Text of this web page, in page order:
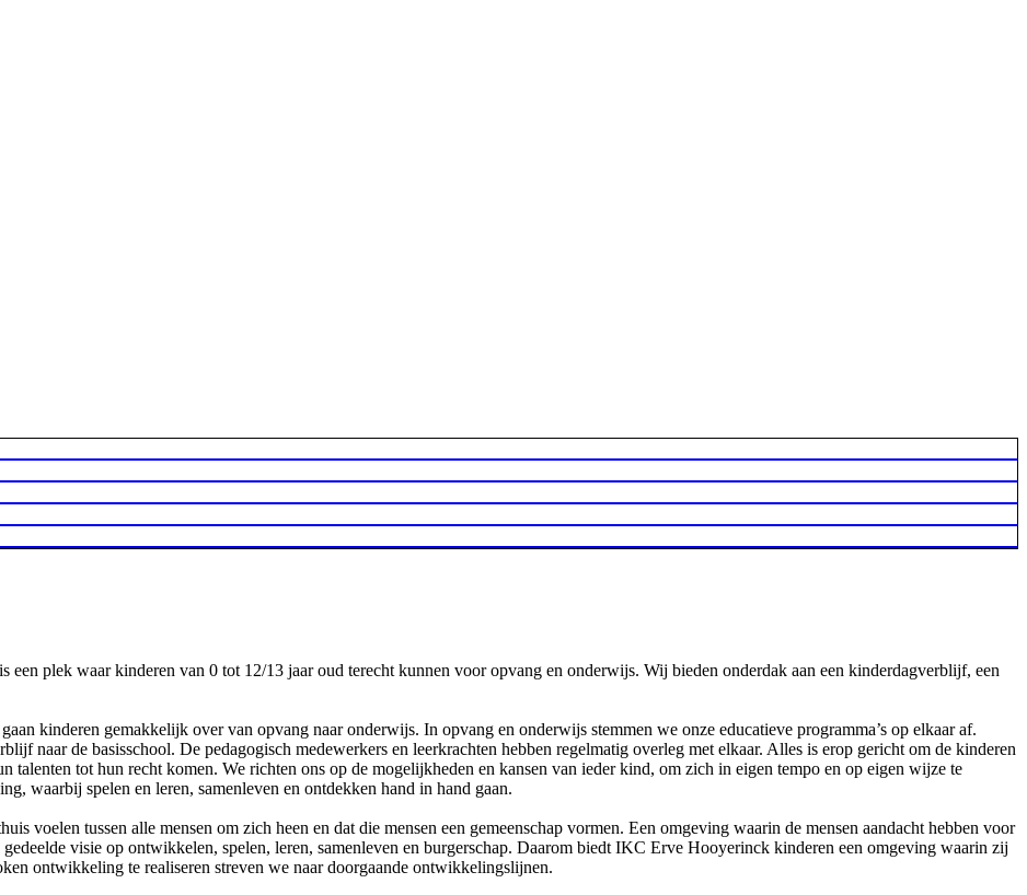
plek waar kinderen van 0 tot 12/13 jaar oud terecht kunnen voor opvang en onderwijs. Wij bieden onderdak aan een kinderdagverblijf, een
kinderen gemakkelijk over van opvang naar onderwijs. In opvang en onderwijs stemmen we onze educatieve programma’s op elkaar af.
naar de basisschool. De pedagogisch medewerkers en leerkrachten hebben regelmatig overleg met elkaar. Alles is erop gericht om de kinderen
tot hun recht komen. We richten ons op de mogelijkheden en kansen van ieder kind, om zich in eigen tempo en op eigen wijze te
waarbij spelen en leren, samenleven en ontdekken hand in hand gaan.
voelen tussen alle mensen om zich heen en dat die mensen een gemeenschap vormen. Een omgeving waarin de mensen aandacht hebben voor
visie op ontwikkelen, spelen, leren, samenleven en burgerschap. Daarom biedt IKC Erve Hooyerinck kinderen een omgeving waarin zij
ontwikkeling te realiseren streven we naar doorgaande ontwikkelingslijnen.